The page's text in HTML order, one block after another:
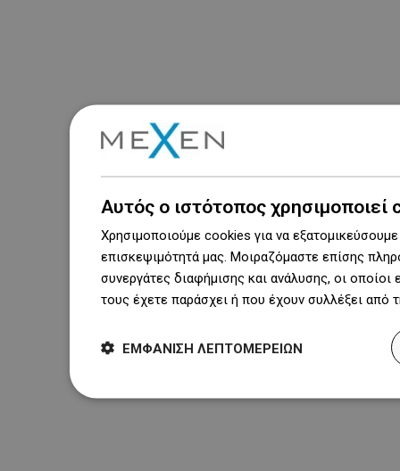
Αυτός ο ιστότοπος χρησιμοποιεί
Χρησιμοποιούμε cookies για να
επισκεψιμότητά μας. Μοιραζόμαστε επίσης
συνεργάτες διαφήμισης και ανάλυσης, οι
τους έχετε παράσχει ή που έχουν συλλέξει
ΕΜΦΆΝΙΣΗ ΛΕΠΤΟΜΕΡΕΙΏΝ